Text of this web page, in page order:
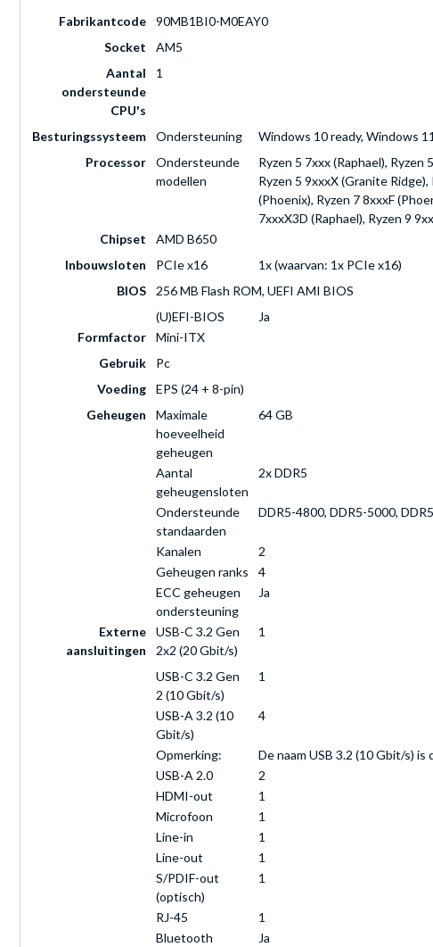
Fabrikantcode
90MB1BI0-M0EAY0
Socket
AM5
Aantal
ondersteunde
CPU's
1
Besturingssysteem Ondersteuning
Windows 10 ready, Windows
Processor
Ondersteunde
modellen
Ryzen 5 7xxx (Raphael), Ryzen
Ryzen 5 9xxxX (Granite Ridge),
(Phoenix), Ryzen 7 8xxxF
7xxxX3D (Raphael), Ryzen 9
Chipset
AMD B650
Inbouwsloten
PCIe x16
1x (waarvan: 1x PCIe x16)
BIOS
256 MB Flash ROM, UEFI AMI BIOS
(U)EFI-BIOS
Ja
Formfactor
Mini-ITX
Gebruik
Pc
Voeding
EPS (24 + 8-pin)
Geheugen
Maximale
hoeveelheid
geheugen
64 GB
Aantal
geheugensloten
2x DDR5
Ondersteunde
standaarden
DDR5-4800, DDR5-5000,
Kanalen
2
Geheugen ranks
4
ECC geheugen
ondersteuning
Ja
Externe
aansluitingen
USB-C 3.2 Gen
2x2 (20 Gbit/s)
1
USB-C 3.2 Gen
2 (10 Gbit/s)
1
USB-A 3.2 (10
Gbit/s)
4
Opmerking:
De naam USB 3.2 (10 Gbit/s) is
USB-A 2.0
2
HDMI-out
1
Microfoon
1
Line-in
1
Line-out
1
S/PDIF-out
(optisch)
1
RJ-45
1
Bluetooth
Ja